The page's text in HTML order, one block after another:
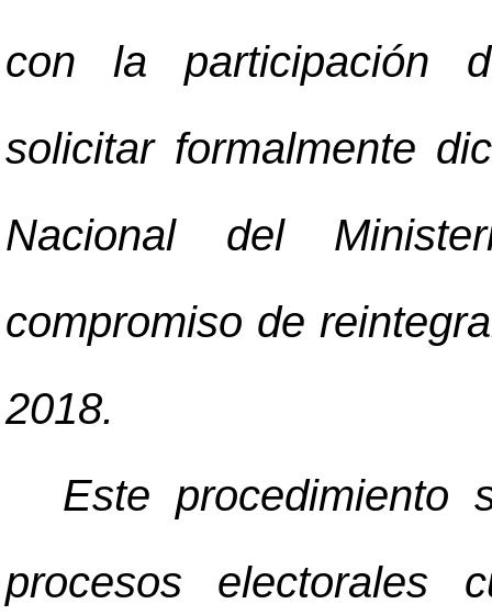
con la participación
solicitar formalmente
Nacional del
compromiso de
2018.
Este procedimiento
procesos electorales